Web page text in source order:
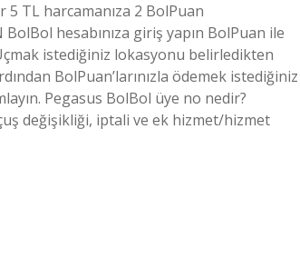
TL harcamanıza 2 BolPuan
hesabınıza giriş yapın BolPuan ile
istediğiniz lokasyonu belirledikten
BolPuan’larınızla ödemek istediğiniz
Pegasus BolBol üye no nedir?
değişikliği, iptali ve ek hizmet/hizmet